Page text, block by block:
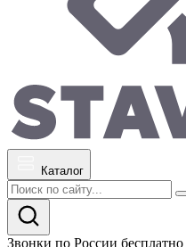
Каталог
Звонки по России бесплатно